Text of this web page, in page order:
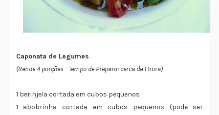
Caponata de Legumes
(Rende 4 porções - Tempo de Preparo: cerca de 1 hora)
1 berinjela cortada em cubos pequenos
1 abobrinha cortada em cubos pequenos (pode ser